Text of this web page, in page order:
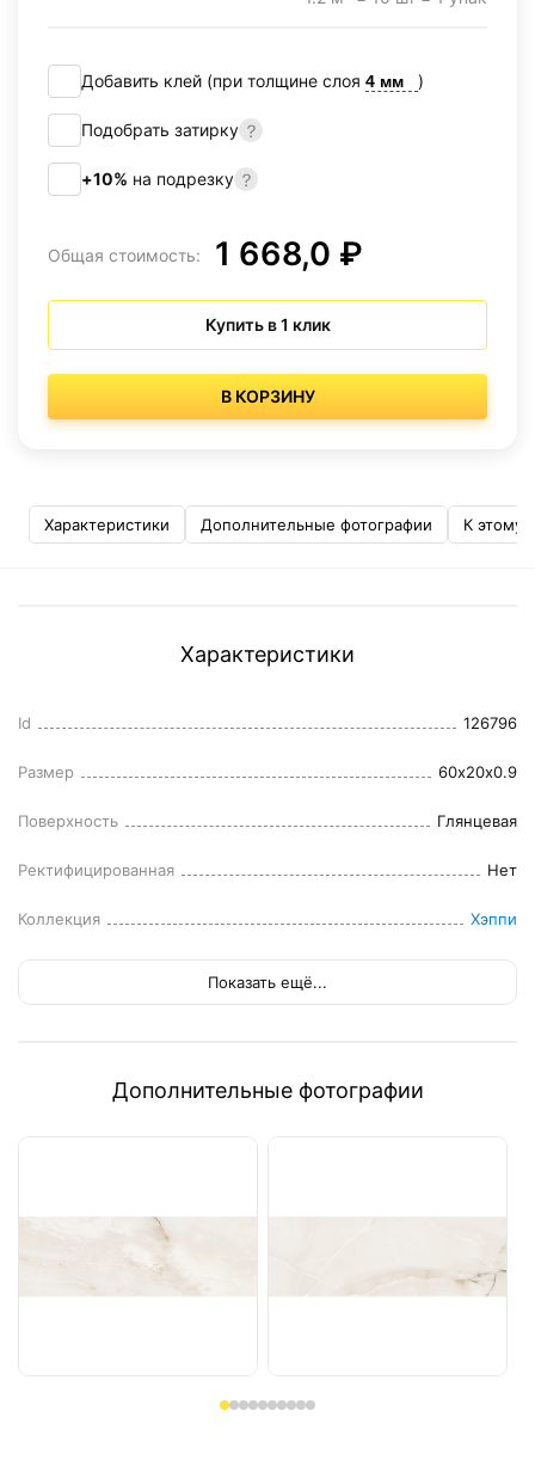
Добавить клей (при толщине слоя )
Подобрать затирку
+10% на подрезку
Общая стоимость: 1 668,0 ₽
Купить в 1 клик
В КОРЗИНУ
Характеристики Дополнительные фотографии К этому
Характеристики
Id 126796
Размер 60x20x0.9
Поверхность Глянцевая
Ректифицированная Нет
Коллекция Хэппи
Показать ещё...
Дополнительные фотографии